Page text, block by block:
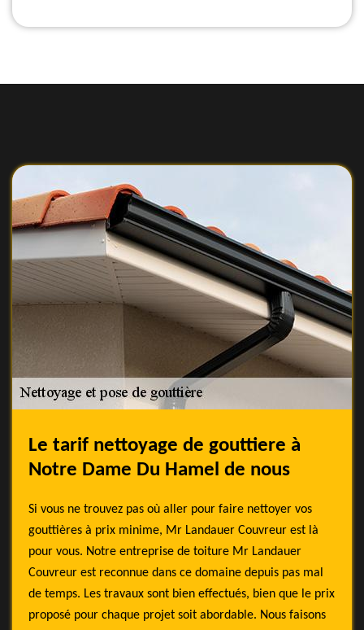
Le tarif nettoyage de gouttiere à
Notre Dame Du Hamel de nous
Si vous ne trouvez pas où aller pour faire nettoyer vos
gouttières à prix minime, Mr Landauer Couvreur est là
pour vous. Notre entreprise de toiture Mr Landauer
Couvreur est reconnue dans ce domaine depuis pas mal
de temps. Les travaux sont bien effectués, bien que le prix
proposé pour chaque projet soit abordable. Nous faisons